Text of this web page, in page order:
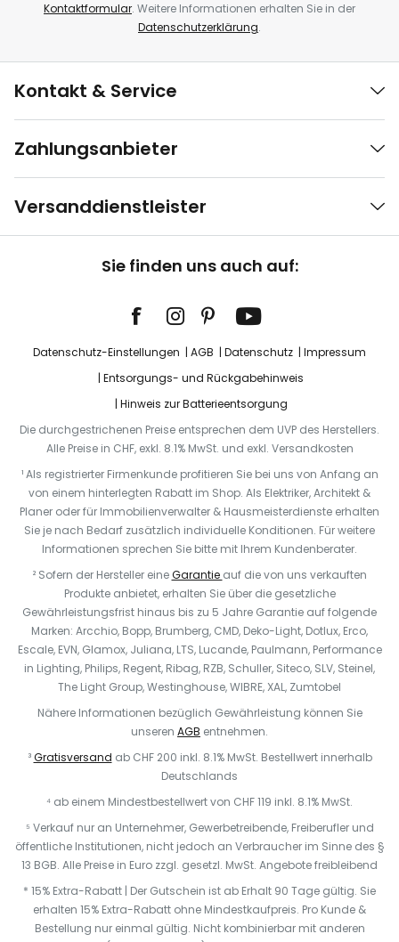
Kontaktformular. Weitere Informationen erhalten Sie in der
Datenschutzerklärung.
Kontakt & Service
Zahlungsanbieter
Versanddienstleister
Sie finden uns auch auf:
Datenschutz-Einstellungen AGB Datenschutz
Impressum
Entsorgungs- und Rückgabehinweis
Hinweis zur Batterieentsorgung
Die durchgestrichenen Preise entsprechen dem UVP des Herstellers.
Alle Preise in CHF, exkl. 8.1% MwSt. und exkl. Versandkosten
¹ Als registrierter Firmenkunde profitieren Sie bei uns von Anfang an
von einem hinterlegten Rabatt im Shop. Als Elektriker, Architekt &
Planer oder für Immobilienverwalter & Hausmeisterdienste erhalten
Sie je nach Bedarf zusätzlich individuelle Konditionen. Für weitere
Informationen sprechen Sie bitte mit Ihrem Kundenberater.
² Sofern der Hersteller eineGarantie auf die von uns verkauften
Produkte anbietet, erhalten Sie über die gesetzliche
Gewährleistungsfrist hinaus bis zu 5 Jahre Garantie auf folgende
Marken: Arcchio, Bopp, Brumberg, CMD, Deko-Light, Dotlux, Erco,
Escale, EVN, Glamox, Juliana, LTS, Lucande, Paulmann, Performance
in Lighting, Philips, Regent, Ribag, RZB, Schuller, Siteco, SLV, Steinel,
The Light Group, Westinghouse, WIBRE, XAL, Zumtobel
Nähere Informationen bezüglich Gewährleistung können Sie
unseren AGB entnehmen.
³Gratisversand ab CHF 200 inkl. 8.1% MwSt. Bestellwert innerhalb
Deutschlands
⁴ ab einem Mindestbestellwert von CHF 119 inkl. 8.1% MwSt.
⁵ Verkauf nur an Unternehmer, Gewerbetreibende, Freiberufler und
öffentliche Institutionen, nicht jedoch an Verbraucher im Sinne des §
13 BGB. Alle Preise in Euro zzgl. gesetzl. MwSt. Angebote freibleibend
* 15% Extra-Rabatt | Der Gutschein ist ab Erhalt 90 Tage gültig. Sie
erhalten 15% Extra-Rabatt ohne Mindestkaufpreis. Pro Kunde &
Bestellung nur einmal gültig. Nicht kombinierbar mit anderen